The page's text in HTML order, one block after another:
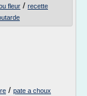
fleur / recette
/ pate a choux